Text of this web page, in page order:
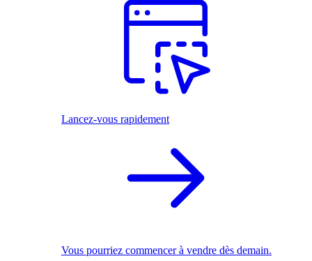
Lancez-vous rapidement
Vous pourriez commencer à vendre dès demain.